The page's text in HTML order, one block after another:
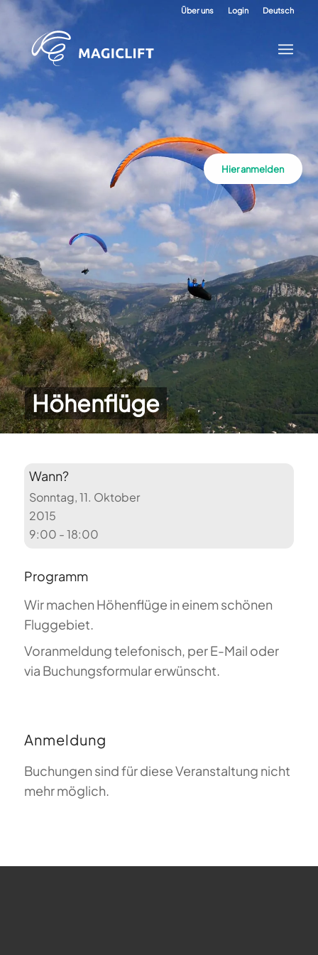
Über uns Login Deutsch
Höhenflüge
Hier anmelden
Wann?
Sonntag, 11. Oktober
2015
9:00 - 18:00
Programm
Wir machen Höhenflüge in einem schönen
Fluggebiet.
Voranmeldung telefonisch, per E-Mail oder
via Buchungsformular erwünscht.
Anmeldung
Buchungen sind für diese Veranstaltung nicht
mehr möglich.